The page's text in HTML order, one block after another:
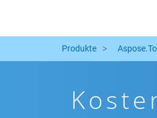
Produkte